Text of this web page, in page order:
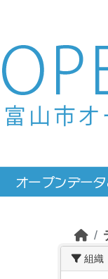
Skip to main content
組織